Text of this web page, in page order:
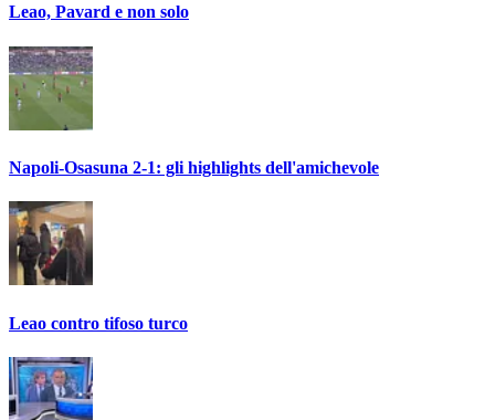
Leao, Pavard e non solo
Napoli-Osasuna 2-1: gli highlights dell'amichevole
Leao contro tifoso turco